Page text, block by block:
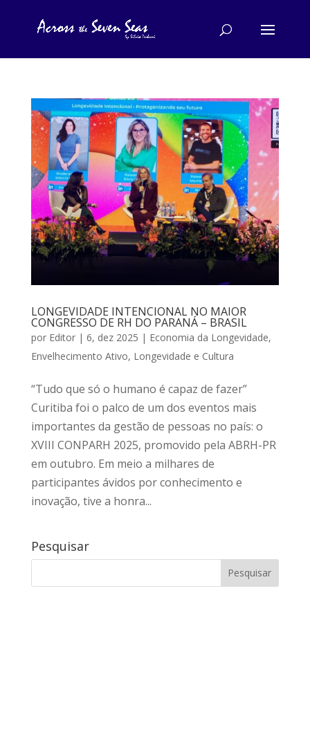
LONGEVIDADE INTENCIONAL NO MAIOR
CONGRESSO DE RH DO PARANÁ – BRASIL
por Editor| 6, dez 2025 | Economia da Longevidade,
Envelhecimento Ativo, Longevidade e Cultura
“Tudo que só o humano é capaz de fazer”
Curitiba foi o palco de um dos eventos mais
importantes da gestão de pessoas no país: o
XVIII CONPARH 2025, promovido pela ABRH-PR
em outubro. Em meio a milhares de
participantes ávidos por conhecimento e
inovação, tive a honra...
Pesquisar